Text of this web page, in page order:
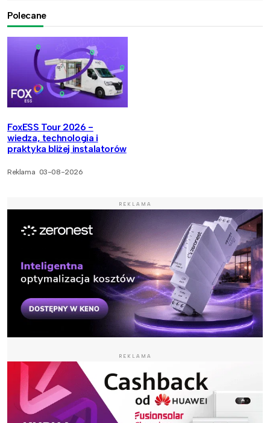
Polecane
FoxESS Tour 2026 -
wiedza, technologia i
praktyka bliżej instalatorów
Reklama 03-08-2026
REKLAMA
REKLAMA